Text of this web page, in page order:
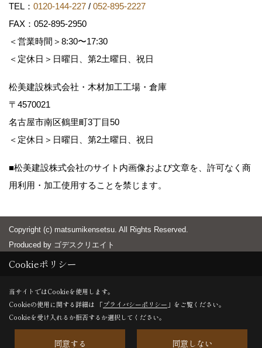
TEL： 0120-144-227 / 052-895-2227
FAX：052-895-2950
＜営業時間＞8:30〜17:30
＜定休日＞日曜日、第2土曜日、祝日
松美建設株式会社・木材加工工場・倉庫
〒4570021
名古屋市南区鶴里町3丁目50
＜定休日＞日曜日、第2土曜日、祝日
■松美建設株式会社のサイト内画像および文章を、許可なく商
用利用・加工使用することを禁じます。
Copyright (c) matsumikensetsu. All Rights Reserved.
Produced by ゴデスクリエイト
Cookieポリシー
当サイトではCookieを使用します。
Cookieの使用に関する詳細は 「プライバシーポリシー 」をご覧ください。
Cookieを受け入れるか拒否するか選択してください。
同意する 同意しない